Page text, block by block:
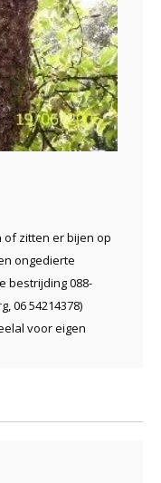
of zitten er bijen op
ongedierte
bestrijding 088-
06 54214378)
voor eigen